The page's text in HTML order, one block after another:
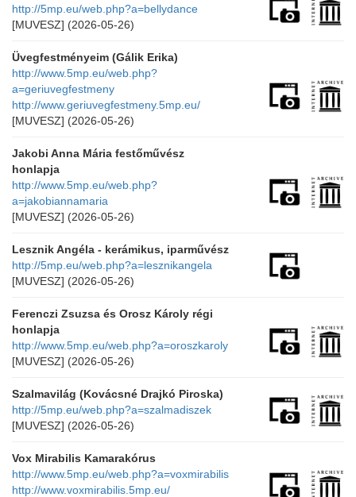
http://5mp.eu/web.php?a=bellydance
[MUVESZ] (2026-05-26)
Üvegfestményeim (Gálik Erika)
http://www.5mp.eu/web.php?
a=geriuvegfestmeny
http://www.geriuvegfestmeny.5mp.eu/
[MUVESZ] (2026-05-26)
Jakobi Anna Mária festőművész
honlapja
http://www.5mp.eu/web.php?
a=jakobiannamaria
[MUVESZ] (2026-05-26)
Lesznik Angéla - kerámikus, iparművész
http://5mp.eu/web.php?a=lesznikangela
[MUVESZ] (2026-05-26)
Ferenczi Zsuzsa és Orosz Károly régi
honlapja
http://www.5mp.eu/web.php?a=oroszkaroly
[MUVESZ] (2026-05-26)
Szalmavilág (Kovácsné Drajkó Piroska)
http://5mp.eu/web.php?a=szalmadiszek
[MUVESZ] (2026-05-26)
Vox Mirabilis Kamarakórus
http://www.5mp.eu/web.php?a=voxmirabilis
http://www.voxmirabilis.5mp.eu/